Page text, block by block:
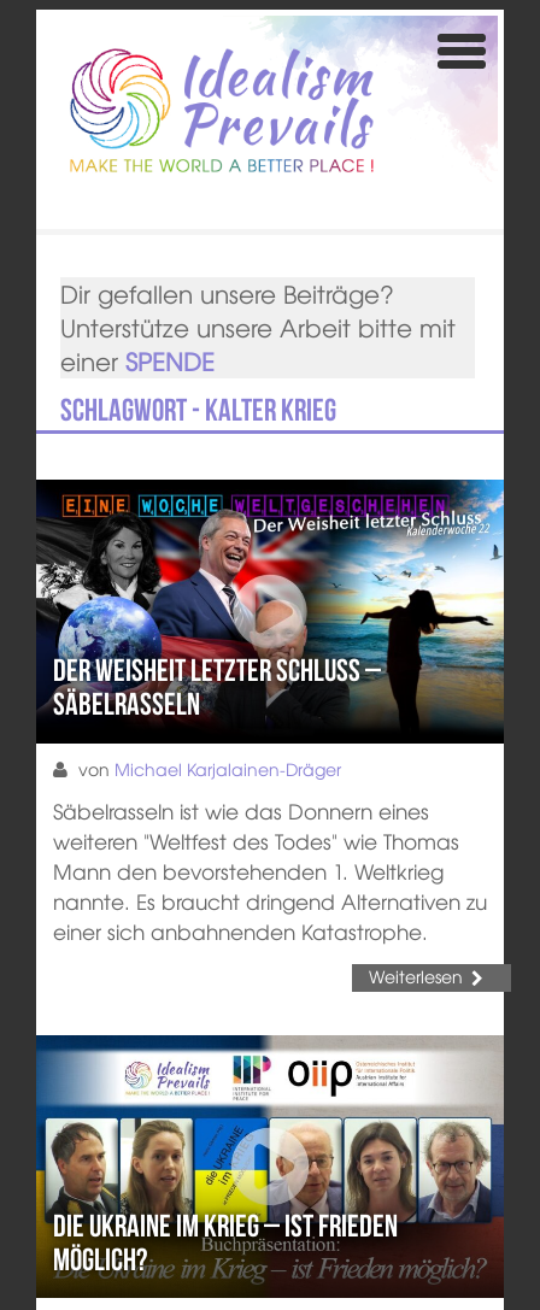
Dir gefallen unsere Beiträge?
Unterstütze unsere Arbeit bitte mit
einer SPENDE
Schlagwort - Kalter Krieg
Der Weisheit letzter Schluss –
Säbelrasseln
von Michael Karjalainen-Dräger
Säbelrasseln ist wie das Donnern eines
weiteren "Weltfest des Todes" wie Thomas
Mann den bevorstehenden 1. Weltkrieg
nannte. Es braucht dringend Alternativen zu
einer sich anbahnenden Katastrophe.
Weiterlesen
Die Ukraine im Krieg – Ist Frieden
möglich?